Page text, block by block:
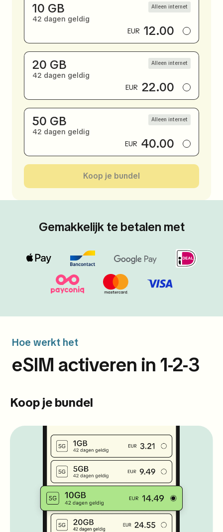
10 GB
42 dagen geldig
Alleen internet
EUR 12.00
20 GB
42 dagen geldig
Alleen internet
EUR 22.00
50 GB
42 dagen geldig
Alleen internet
EUR 40.00
Koop je bundel
Gemakkelijk te betalen met
Hoe werkt het
eSIM activeren in 1-2-3
Koop je bundel